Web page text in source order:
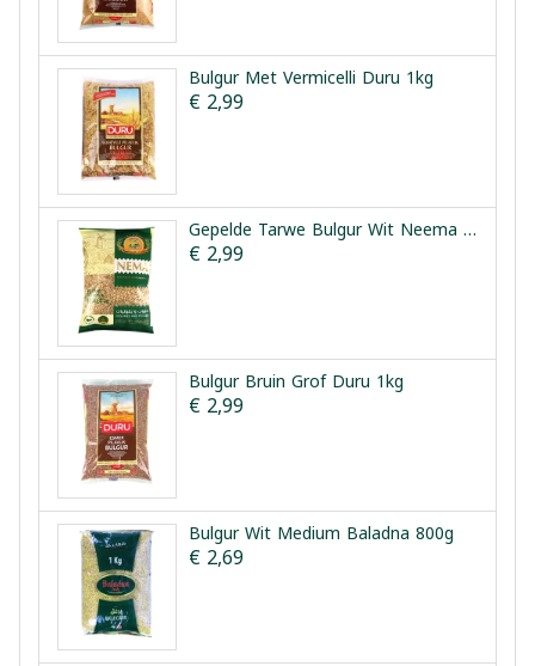
Bulgur Met Vermicelli Duru 1kg
€ 2,99
Gepelde Tarwe Bulgur Wit Neema 900g
€ 2,99
Bulgur Bruin Grof Duru 1kg
€ 2,99
Bulgur Wit Medium Baladna 800g
€ 2,69